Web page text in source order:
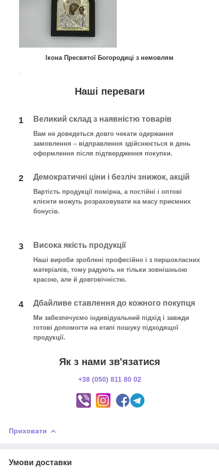
Ікона Пресвятої Богородиці з немовлям
.
Наші переваги
1 Великий склад з наявністю товарів
Вам не доведеться довго чекати одержання
замовлення – відправлення здійснюється в день
оформлення після підтвердження покупки.
2 Демократичні ціни і безліч знижок, акцій
Вартість продукції помірна, а постійні і оптові
клієнти можуть розраховувати на масу приємних
бонусів.
3 Висока якість продукції
Наші вироби зроблені професійно і з першокласних
матеріалів, тому радують не тільки зовнішньою
красою, але й довговічністю.
4 Дбайливе ставлення до кожного покупця
Ми забезпечуємо індивідуальний підхід і завжди
готові допомогти на етапі пошуку підходящої
продукції.
Як з нами зв'язатися
+38 (050) 811 80 02
Приховати
Умови доставки